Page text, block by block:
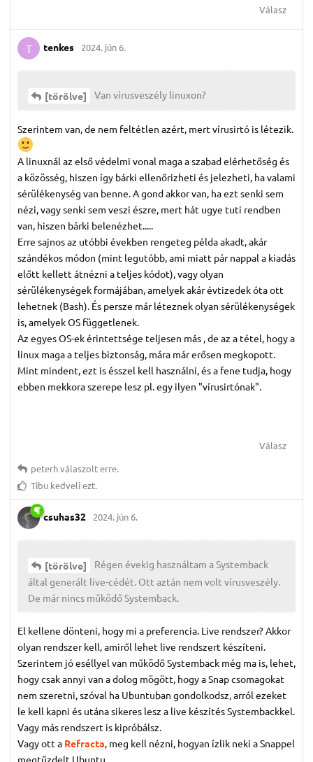
Válasz
T tenkes 2024. jún 6.
[törölve] Van vírusveszély linuxon?
Szerintem van, de nem feltétlen azért, mert vírusirtó is létezik.
A linuxnál az első védelmi vonal maga a szabad elérhetőség és
a közösség, hiszen így bárki ellenőrizheti és jelezheti, ha valami
sérülékenység van benne. A gond akkor van, ha ezt senki sem
nézi, vagy senki sem veszi észre, mert hát ugye tuti rendben
van, hiszen bárki belenézhet.....
Erre sajnos az utóbbi években rengeteg példa akadt, akár
szándékos módon (mint legutóbb, ami miatt pár nappal a kiadás
előtt kellett átnézni a teljes kódot), vagy olyan
sérülékenységek formájában, amelyek akár évtizedek óta ott
lehetnek (Bash). És persze már léteznek olyan sérülékenységek
is, amelyek OS függetlenek.
Az egyes OS-ek érintettsége teljesen más , de az a tétel, hogy a
linux maga a teljes biztonság, mára már erősen megkopott.
Mint mindent, ezt is ésszel kell használni, és a fene tudja, hogy
ebben mekkora szerepe lesz pl. egy ilyen "vírusirtónak".
Válasz
peterhválaszolt erre.
Tibu kedveli ezt.
csuhas32 2024. jún 6.
[törölve]
Régen évekig használtam a Systemback
által generált live-cédét. Ott aztán nem volt vírusveszély.
De már nincs működő Systemback.
El kellene dönteni, hogy mi a preferencia. Live rendszer? Akkor
olyan rendszer kell, amiről lehet live rendszert készíteni.
Szerintem jó eséllyel van működő Systemback még ma is, lehet,
hogy csak annyi van a dolog mögött, hogy a Snap csomagokat
nem szeretni, szóval ha Ubuntuban gondolkodsz, arról ezeket
le kell kapni és utána sikeres lesz a live készítés Systembackkel.
Vagy más rendszert is kipróbálsz.
Vagy ott a Refracta, meg kell nézni, hogyan ízlik neki a Snappel
megtűzdelt Ubuntu.